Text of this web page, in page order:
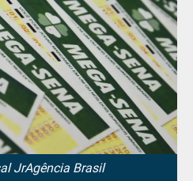
JrAgência Brasil